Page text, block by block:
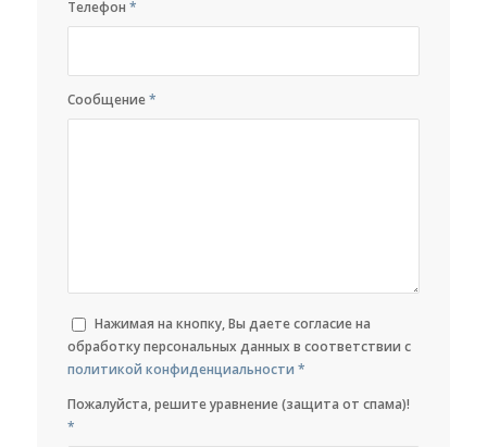
Телефон*
Сообщение*
Нажимая на кнопку, Вы даете согласие на
обработку персональных данных в соответствии с
политикой конфиденциальности *
Пожалуйста, решите уравнение (защита от спама)!
*